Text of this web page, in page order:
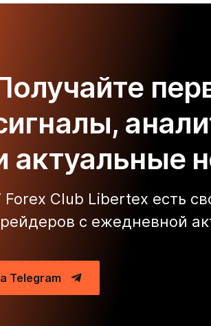
актуальные
Forex Club Libertex есть
с ежедневной
Telegram